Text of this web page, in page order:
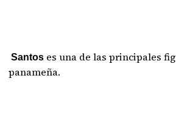
Santos es una de las principales
panameña.